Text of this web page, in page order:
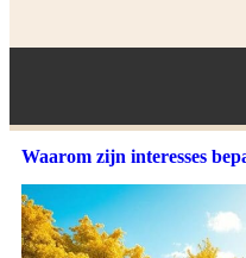
Waarom zijn interesses